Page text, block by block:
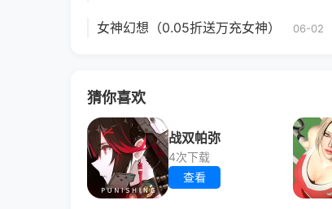
女神幻想（0.05折送万充女神） 06-02
猜你喜欢
战双帕弥
4次下载
查看